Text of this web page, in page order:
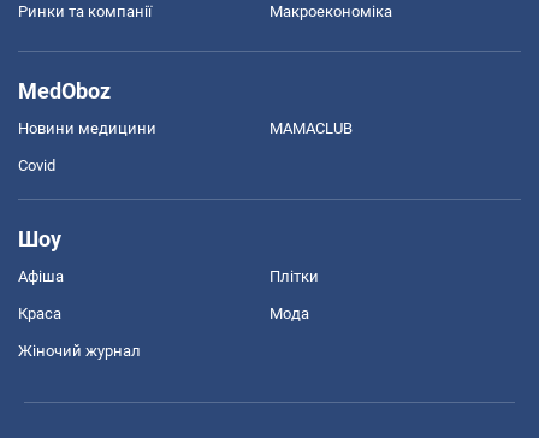
Ринки та компанії Макроекономіка
MedOboz
Новини медицини MAMACLUB
Covid
Шоу
Афіша Плітки
Краса Мода
Жіночий журнал